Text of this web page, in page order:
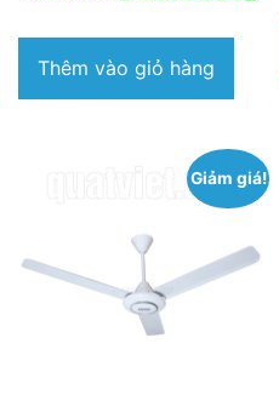
là:
1.520.000₫.
Thêm vào giỏ hàng
Giảm giá!